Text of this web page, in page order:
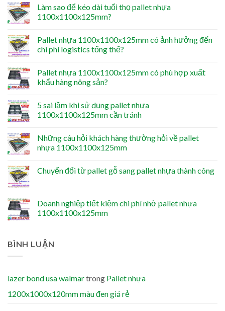
Làm sao để kéo dài tuổi thọ pallet nhựa
1100x1100x125mm?
Pallet nhựa 1100x1100x125mm có ảnh hưởng đến
chi phí logistics tổng thể?
Pallet nhựa 1100x1100x125mm có phù hợp xuất
khẩu hàng nông sản?
5 sai lầm khi sử dụng pallet nhựa
1100x1100x125mm cần tránh
Những câu hỏi khách hàng thường hỏi về pallet
nhựa 1100x1100x125mm
Chuyển đổi từ pallet gỗ sang pallet nhựa thành công
Doanh nghiệp tiết kiệm chi phí nhờ pallet nhựa
1100x1100x125mm
BÌNH LUẬN
lazer bond usa walmartrong Pallet nhựa
1200x1000x120mm màu đen giá rẻ